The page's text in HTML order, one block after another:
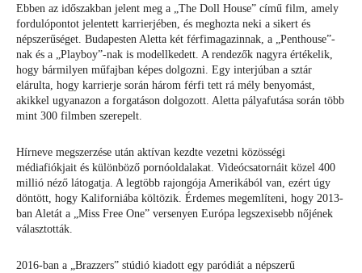
Ebben az időszakban jelent meg a „The Doll House” című film, amely
fordulópontot jelentett karrierjében, és meghozta neki a sikert és
népszerűséget. Budapesten Aletta két férfimagazinnak, a „Penthouse”-
nak és a „Playboy”-nak is modellkedett. A rendezők nagyra értékelik,
hogy bármilyen műfajban képes dolgozni. Egy interjúban a sztár
elárulta, hogy karrierje során három férfi tett rá mély benyomást,
akikkel ugyanazon a forgatáson dolgozott. Aletta pályafutása során több
mint 300 filmben szerepelt.
Hírneve megszerzése után aktívan kezdte vezetni közösségi
médiafiókjait és különböző pornóoldalakat. Videócsatornáit közel 400
millió néző látogatja. A legtöbb rajongója Amerikából van, ezért úgy
döntött, hogy Kaliforniába költözik. Érdemes megemlíteni, hogy 2013-
ban Aletát a „Miss Free One” versenyen Európa legszexisebb nőjének
választották.
2016-ban a „Brazzers” stúdió kiadott egy paródiát a népszerű